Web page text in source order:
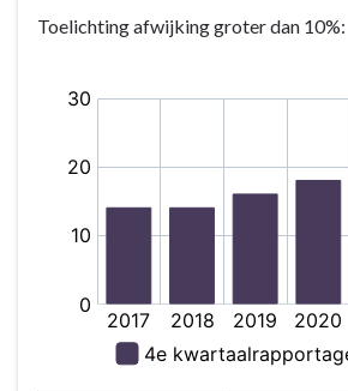
Toelichting afwijking groter dan 10%: